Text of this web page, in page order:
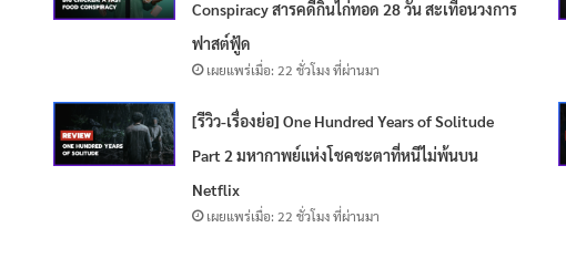
Conspiracy สารคดีกินไก่ทอด 28 วัน สะเทือนวงการ
ฟาสต์ฟู้ด
เผยแพร่เมื่อ: 22 ชั่วโมง ที่ผ่านมา
[รีวิว-เรื่องย่อ] One Hundred Years of Solitude
Part 2 มหากาพย์แห่งโชคชะตาที่หนีไม่พ้นบน
Netflix
เผยแพร่เมื่อ: 22 ชั่วโมง ที่ผ่านมา